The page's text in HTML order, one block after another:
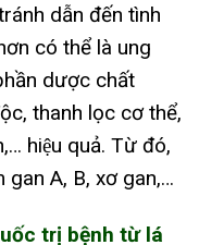
dẫn đến tình
có thể là ung
dược chất
thanh lọc cơ thể,
hiệu quả. Từ đó,
gan A, B, xơ gan,…
trị bệnh từ lá